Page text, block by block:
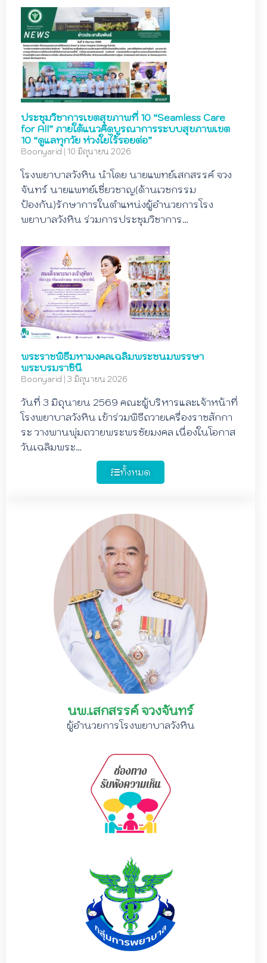
ประชุมวิชาการเขตสุขภาพที่ 10 “Seamless Care
for All” ภายใต้แนวคิดบูรณาการระบบสุขภาพเขต
10 “ดูแลทุกวัย ห่วงใยไร้รอยต่อ”
Boonyarid 10 มิถุนายน 2026
โรงพยาบาลวังหิน นำโดย นายแพทย์เสกสรรค์ จวง
จันทร์ นายแพทย์เชี่ยวชาญ(ด้านเวชกรรม
ป้องกัน)รักษาการในตำแหน่งผู้อำนวยการโรง
พยาบาลวังหิน ร่วมการประชุมวิชาการ…
พระราชพิธีมหามงคลเฉลิมพระชนมพรรษา
พระบรมราชินี
Boonyarid 3 มิถุนายน 2026
วันที่ 3 มิถุนายน 2569 คณะผู้บริหารและเจ้าหน้าที่
โรงพยาบาลวังหิน เข้าร่วมพิธีถวายเครื่องราชสักกา
ระ วางพานพุ่มถวายพระพรชัยมงคล เนื่องในโอกาส
วันเฉลิมพระ…
ทั้งหมด
นพ.เสกสรรค์ จวงจันทร์
ผู้อำนวยการโรงพยาบาลวังหิน